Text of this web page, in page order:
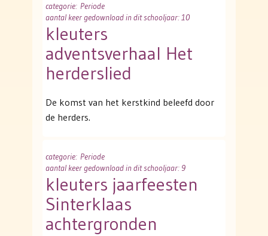
categorie: Periode
aantal keer gedownload in dit schooljaar: 10
kleuters
adventsverhaal Het
herderslied
De komst van het kerstkind beleefd door
de herders.
categorie: Periode
aantal keer gedownload in dit schooljaar: 9
kleuters jaarfeesten
Sinterklaas
achtergronden